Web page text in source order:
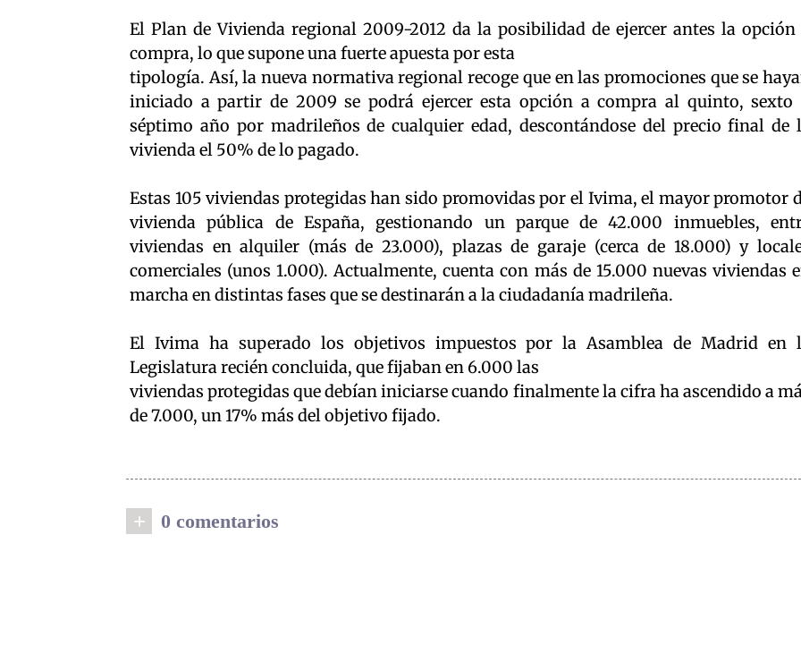
El Plan de Vivienda regional 2009-2012 da la posibilidad de ejercer antes la opción
compra, lo que supone una fuerte apuesta por esta
tipología. Así, la nueva normativa regional recoge que en las promociones que se
iniciado a partir de 2009 se podrá ejercer esta opción a compra al quinto, sexto
séptimo año por madrileños de cualquier edad, descontándose del precio final de
vivienda el 50% de lo pagado.
Estas 105 viviendas protegidas han sido promovidas por el Ivima, el mayor promotor
vivienda pública de España, gestionando un parque de 42.000 inmuebles,
viviendas en alquiler (más de 23.000), plazas de garaje (cerca de 18.000) y
comerciales (unos 1.000). Actualmente, cuenta con más de 15.000 nuevas viviendas
marcha en distintas fases que se destinarán a la ciudadanía madrileña.
El Ivima ha superado los objetivos impuestos por la Asamblea de Madrid en
Legislatura recién concluida, que fijaban en 6.000 las
viviendas protegidas que debían iniciarse cuando finalmente la cifra ha ascendido a
de 7.000, un 17% más del objetivo fijado.
+ 0 comentarios